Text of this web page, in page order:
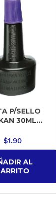
P/SELLO
30ML...
$1.90
AL